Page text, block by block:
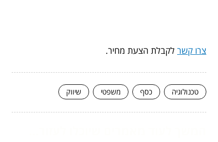
צרו קשר לקבלת הצעת מחיר.
טכנולוגיה כסף משפטי שיווק